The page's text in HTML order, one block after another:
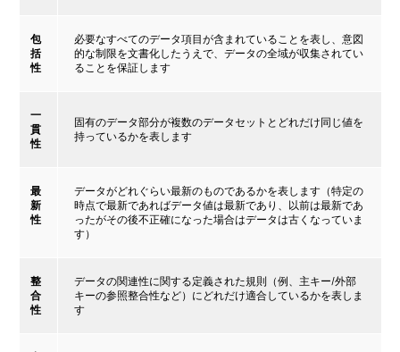
包
括
性
必要なすべてのデータ項目が含まれていることを表し、意図
的な制限を文書化したうえで、データの全域が収集されてい
ることを保証します
一
貫
性
固有のデータ部分が複数のデータセットとどれだけ同じ値を
持っているかを表します
最
新
性
データがどれぐらい最新のものであるかを表します（特定の
時点で最新であればデータ値は最新であり、以前は最新であ
ったがその後不正確になった場合はデータは古くなっていま
す）
整
合
性
データの関連性に関する定義された規則（例、主キー/外部
キーの参照整合性など）にどれだけ適合しているかを表しま
す